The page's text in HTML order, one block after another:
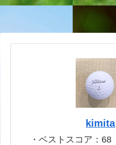
kimita
・ベストスコア：68